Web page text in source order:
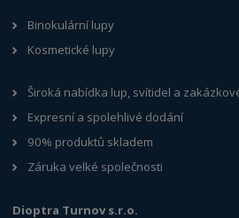
Binokulární lupy
Kosmetické lupy
Široká nabídka lup, svítidel a
Expresní a spolehlivé dodání
90% produktů skladem
Záruka velké společnosti
Dioptra Turnov s.r.o.